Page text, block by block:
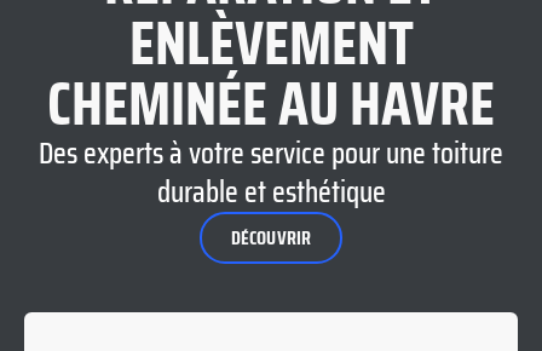
ENLÈVEMENT
CHEMINÉE AU HAVRE
Des experts à votre service pour une toiture
durable et esthétique
DÉCOUVRIR